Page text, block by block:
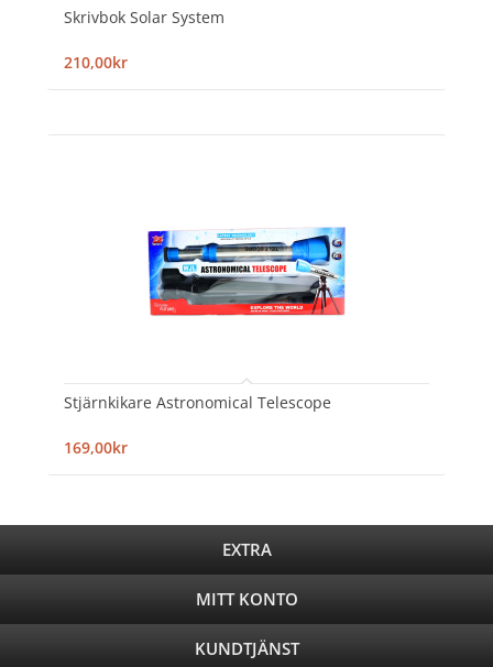
Skrivbok Solar System
210,00kr
Stjärnkikare Astronomical Telescope
169,00kr
EXTRA
MITT KONTO
KUNDTJÄNST